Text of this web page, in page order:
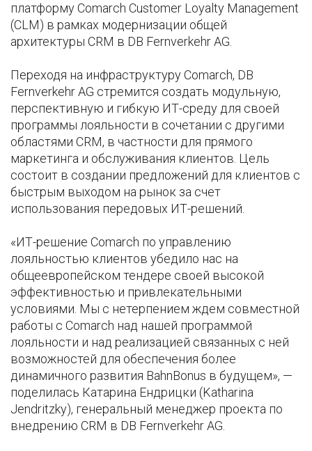
платформу Comarch Customer Loyalty Management
(CLM) в рамках модернизации общей
архитектуры CRM в DB Fernverkehr AG.
Переходя на инфраструктуру Comarch, DB
Fernverkehr AG стремится создать модульную,
перспективную и гибкую ИТ-среду для своей
программы лояльности в сочетании с другими
областями CRM, в частности для прямого
маркетинга и обслуживания клиентов. Цель
состоит в создании предложений для клиентов с
быстрым выходом на рынок за счет
использования передовых ИТ-решений.
«ИТ-решение Comarch по управлению
лояльностью клиентов убедило нас на
общеевропейском тендере своей высокой
эффективностью и привлекательными
условиями. Мы с нетерпением ждем совместной
работы с Comarch над нашей программой
лояльности и над реализацией связанных с ней
возможностей для обеспечения более
динамичного развития BahnBonus в будущем», —
поделилась Катарина Ендрицки (Katharina
Jendritzky), генеральный менеджер проекта по
внедрению CRM в DB Fernverkehr AG.